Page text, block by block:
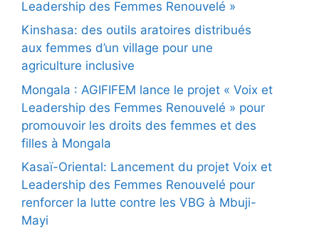
Leadership des Femmes Renouvelé »
Kinshasa: des outils aratoires distribués
aux femmes d’un village pour une
agriculture inclusive
Mongala : AGIFIFEM lance le projet « Voix et
Leadership des Femmes Renouvelé » pour
promouvoir les droits des femmes et des
filles à Mongala
Kasaï-Oriental: Lancement du projet Voix et
Leadership des Femmes Renouvelé pour
renforcer la lutte contre les VBG à Mbuji-
Mayi